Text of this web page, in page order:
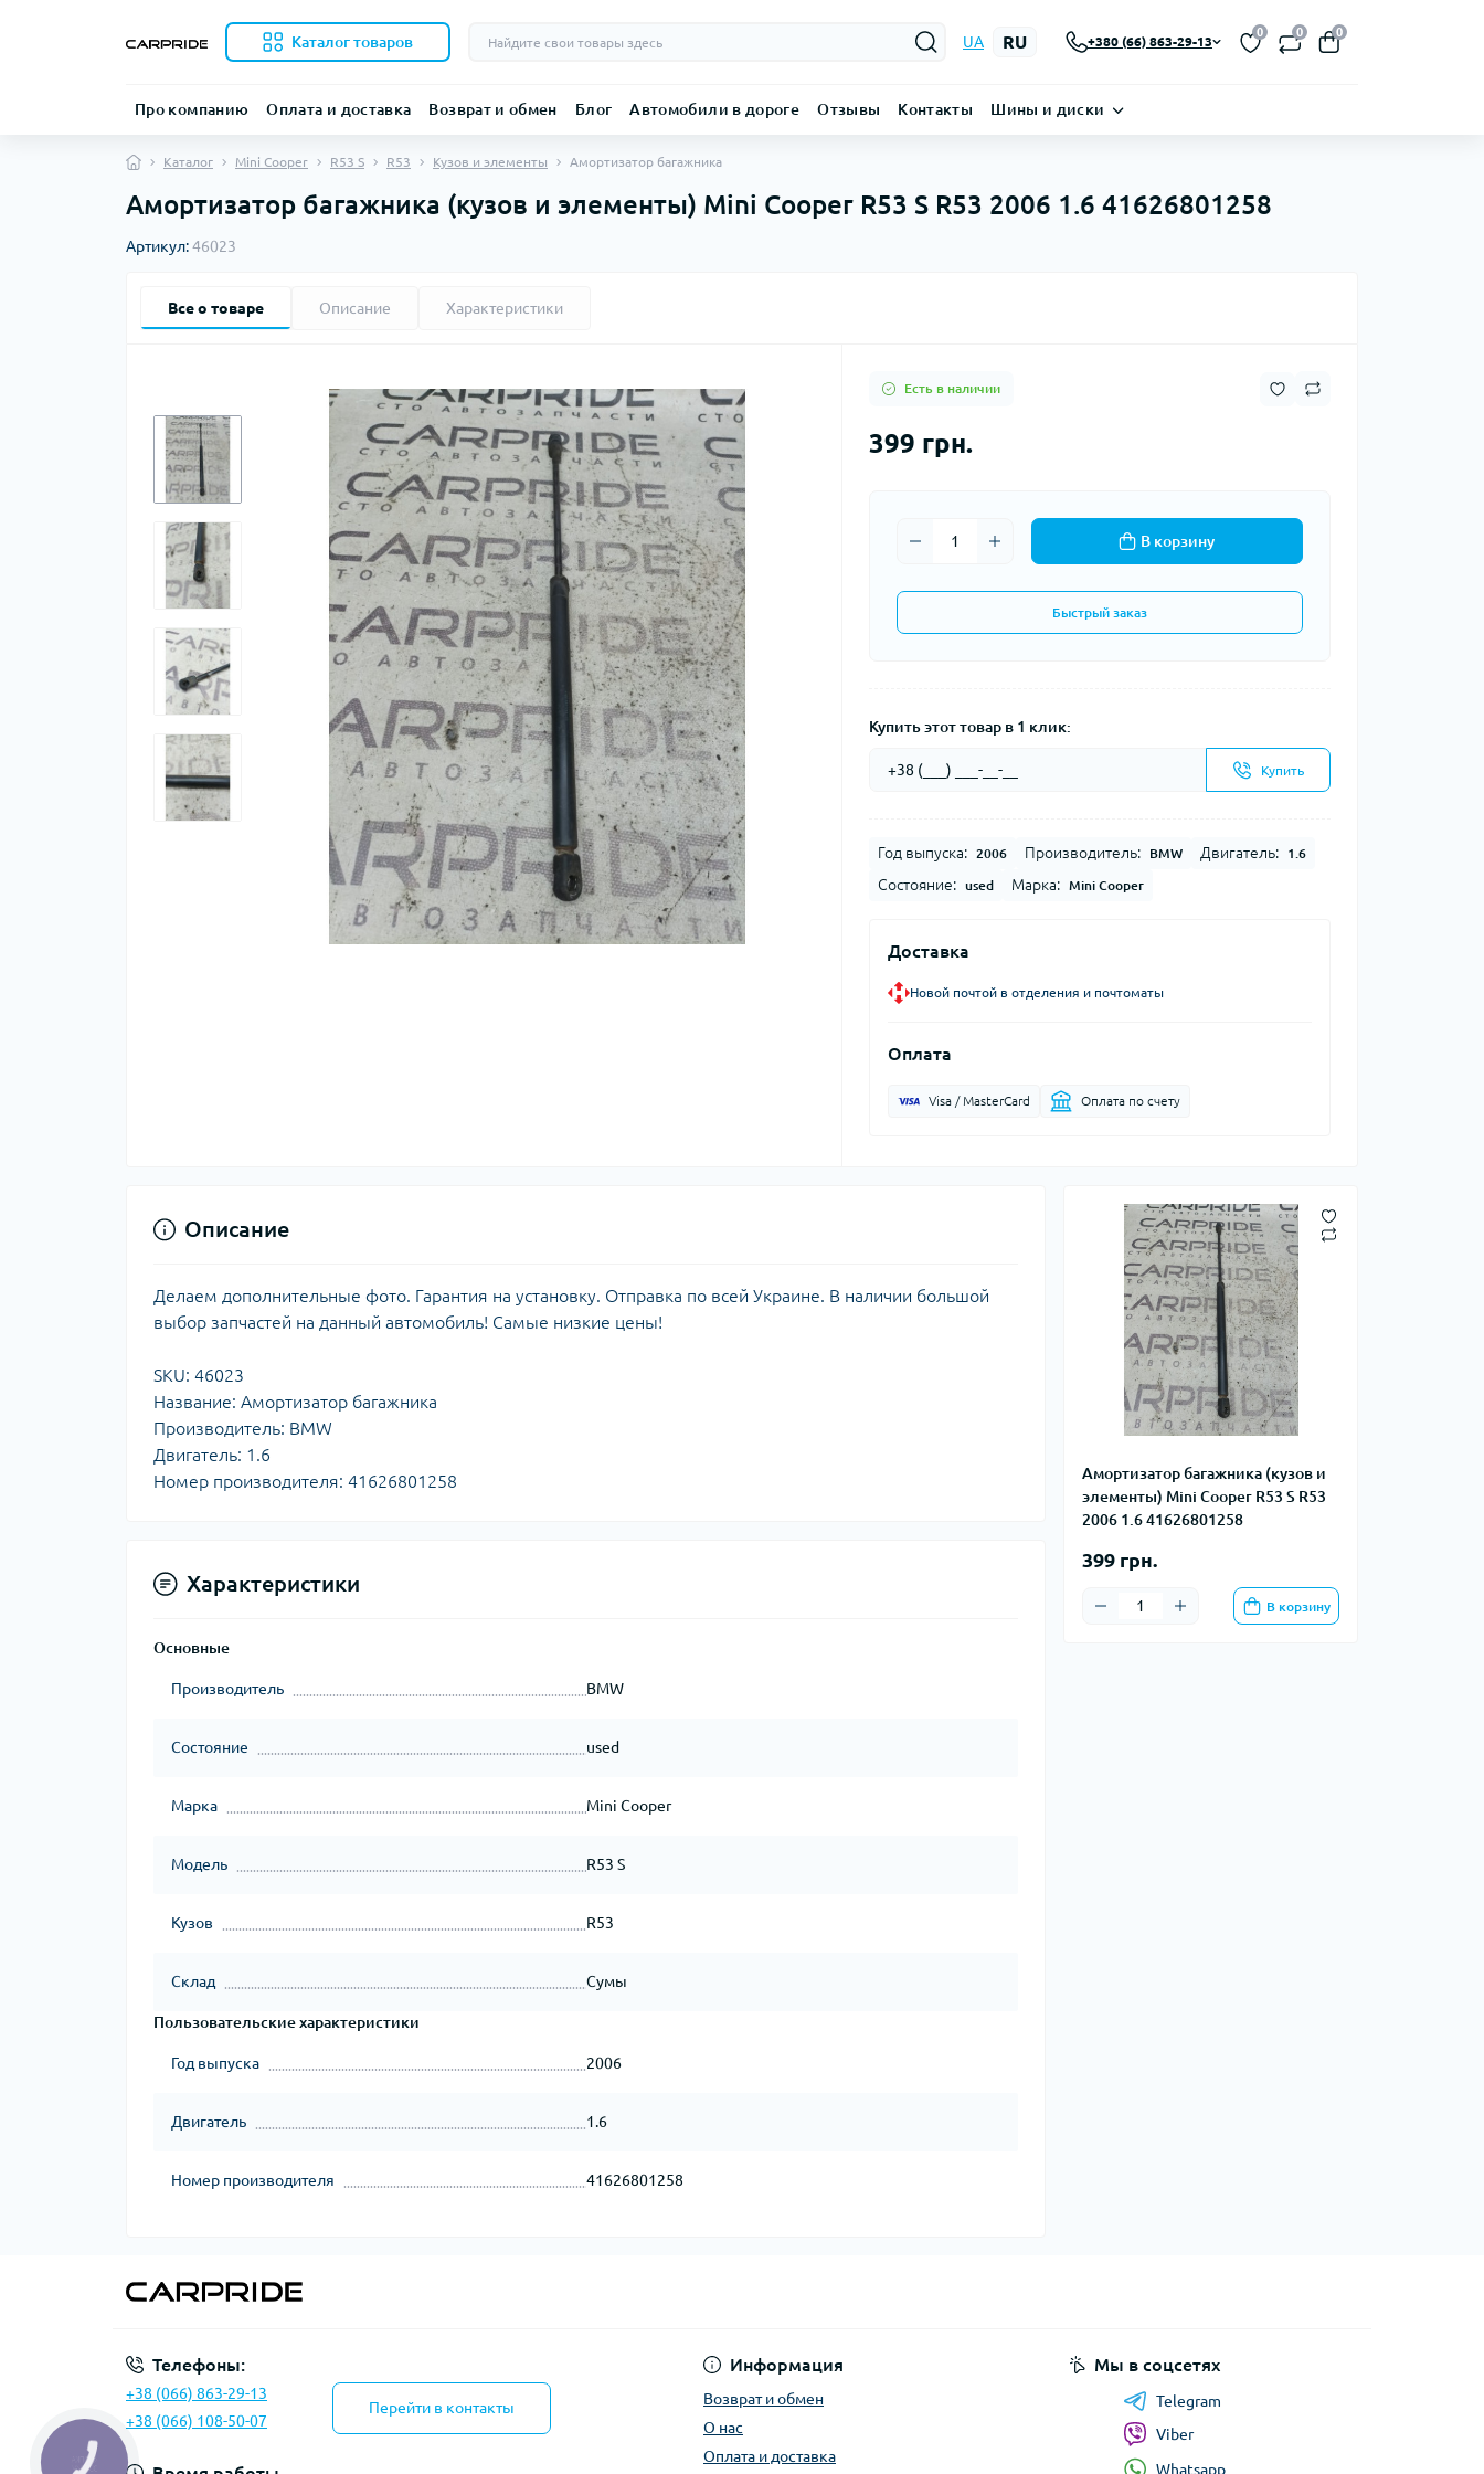
Каталог товаров UA RU +380 (66) 863-29-13
0 0 0
Про компанию Оплата и доставка Возврат и обмен Блог Автомобили в дороге Отзывы Контакты Шины и диски
Каталог Mini Cooper R53 S R53 Кузов и элементы Амортизатор багажника
Амортизатор багажника (кузов и элементы) Mini Cooper R53 S R53 2006 1.6 41626801258
Артикул:46023
Все о товаре Описание Характеристики
Есть в наличии
399 грн.
В корзину
Быстрый заказ
Купить этот товар в 1 клик:
Купить
Год выпуска: 2006 Производитель: BMW Двигатель: 1.6
Состояние: used Марка: Mini Cooper
Доставка
Новой почтой в отделения и почтоматы
Оплата
Visa / MasterCard Оплата по счету
Амортизатор багажника (кузов и
элементы) Mini Cooper R53 S R53
2006 1.6 41626801258
399 грн.
В корзину
Описание
Делаем дополнительные фото. Гарантия на установку. Отправка по всей Украине. В наличии большой
выбор запчастей на данный автомобиль! Самые низкие цены!
SKU: 46023
Название: Амортизатор багажника
Производитель: BMW
Двигатель: 1.6
Номер производителя: 41626801258
Характеристики
Основные
Производитель BMW
Состояние used
Марка Mini Cooper
Модель R53 S
Кузов R53
Склад Сумы
Пользовательские характеристики
Год выпуска 2006
Двигатель 1.6
Номер производителя 41626801258
Телефоны:
+38 (066) 863-29-13
+38 (066) 108-50-07
Перейти в контакты
Информация
Возврат и обмен
О нас
Оплата и доставка
Мы в соцсетях
Telegram
Viber
Whatsapp
КНОПКА
ЗВ'ЯЗКУ